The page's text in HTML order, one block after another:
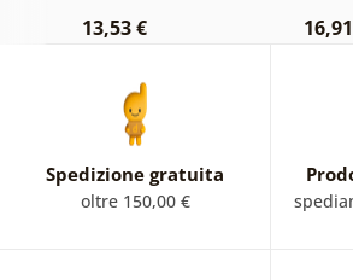
13,53 €
Spedizione gratuita
oltre 150,00 €